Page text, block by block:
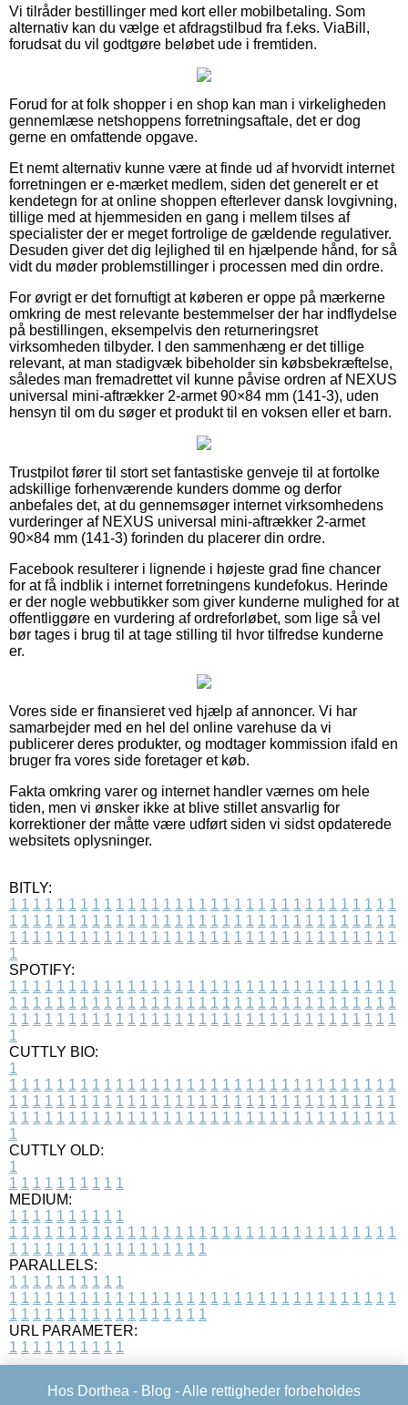
Vi tilråder bestillinger med kort eller mobilbetaling. Som
alternativ kan du vælge et afdragstilbud fra f.eks. ViaBill,
forudsat du vil godtgøre beløbet ude i fremtiden.
Forud for at folk shopper i en shop kan man i virkeligheden
gennemlæse netshoppens forretningsaftale, det er dog
gerne en omfattende opgave.
Et nemt alternativ kunne være at finde ud af hvorvidt internet
forretningen er e-mærket medlem, siden det generelt er et
kendetegn for at online shoppen efterlever dansk lovgivning,
tillige med at hjemmesiden en gang i mellem tilses af
specialister der er meget fortrolige de gældende regulativer.
Desuden giver det dig lejlighed til en hjælpende hånd, for så
vidt du møder problemstillinger i processen med din ordre.
For øvrigt er det fornuftigt at køberen er oppe på mærkerne
omkring de mest relevante bestemmelser der har indflydelse
på bestillingen, eksempelvis den returneringsret
virksomheden tilbyder. I den sammenhæng er det tillige
relevant, at man stadigvæk bibeholder sin købsbekræftelse,
således man fremadrettet vil kunne påvise ordren af NEXUS
universal mini-aftrækker 2-armet 90×84 mm (141-3), uden
hensyn til om du søger et produkt til en voksen eller et barn.
Trustpilot fører til stort set fantastiske genveje til at fortolke
adskillige forhenværende kunders domme og derfor
anbefales det, at du gennemsøger internet virksomhedens
vurderinger af NEXUS universal mini-aftrækker 2-armet
90×84 mm (141-3) forinden du placerer din ordre.
Facebook resulterer i lignende i højeste grad fine chancer
for at få indblik i internet forretningens kundefokus. Herinde
er der nogle webbutikker som giver kunderne mulighed for at
offentliggøre en vurdering af ordreforløbet, som lige så vel
bør tages i brug til at tage stilling til hvor tilfredse kunderne
er.
Vores side er finansieret ved hjælp af annoncer. Vi har
samarbejder med en hel del online varehuse da vi
publicerer deres produkter, og modtager kommission ifald en
bruger fra vores side foretager et køb.
Fakta omkring varer og internet handler værnes om hele
tiden, men vi ønsker ikke at blive stillet ansvarlig for
korrektioner der måtte være udført siden vi sidst opdaterede
websitets oplysninger.
BITLY:
1 1 1 1 1 1 1 1 1 1 1 1 1 1 1 1 1 1 1 1 1 1 1 1 1 1 1 1 1 1 1 1 1
1 1 1 1 1 1 1 1 1 1 1 1 1 1 1 1 1 1 1 1 1 1 1 1 1 1 1 1 1 1 1 1 1
1 1 1 1 1 1 1 1 1 1 1 1 1 1 1 1 1 1 1 1 1 1 1 1 1 1 1 1 1 1 1 1 1
1
SPOTIFY:
1 1 1 1 1 1 1 1 1 1 1 1 1 1 1 1 1 1 1 1 1 1 1 1 1 1 1 1 1 1 1 1 1
1 1 1 1 1 1 1 1 1 1 1 1 1 1 1 1 1 1 1 1 1 1 1 1 1 1 1 1 1 1 1 1 1
1 1 1 1 1 1 1 1 1 1 1 1 1 1 1 1 1 1 1 1 1 1 1 1 1 1 1 1 1 1 1 1 1
1
CUTTLY BIO:
1
1 1 1 1 1 1 1 1 1 1 1 1 1 1 1 1 1 1 1 1 1 1 1 1 1 1 1 1 1 1 1 1 1
1 1 1 1 1 1 1 1 1 1 1 1 1 1 1 1 1 1 1 1 1 1 1 1 1 1 1 1 1 1 1 1 1
1 1 1 1 1 1 1 1 1 1 1 1 1 1 1 1 1 1 1 1 1 1 1 1 1 1 1 1 1 1 1 1 1
1
CUTTLY OLD:
1
1 1 1 1 1 1 1 1 1 1
MEDIUM:
1 1 1 1 1 1 1 1 1 1
1 1 1 1 1 1 1 1 1 1 1 1 1 1 1 1 1 1 1 1 1 1 1 1 1 1 1 1 1 1 1 1 1
1 1 1 1 1 1 1 1 1 1 1 1 1 1 1 1 1
PARALLELS:
1 1 1 1 1 1 1 1 1 1
1 1 1 1 1 1 1 1 1 1 1 1 1 1 1 1 1 1 1 1 1 1 1 1 1 1 1 1 1 1 1 1 1
1 1 1 1 1 1 1 1 1 1 1 1 1 1 1 1 1
URL PARAMETER:
1 1 1 1 1 1 1 1 1 1
Hos Dorthea - Blog - Alle rettigheder forbeholdes